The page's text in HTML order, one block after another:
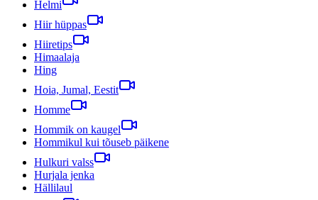
Helmi
Hiir hüppas
Hiiretips
Himaalaja
Hing
Hoia, Jumal, Eestit
Homme
Hommik on kaugel
Hommikul kui tõuseb päikene
Hulkuri valss
Hurjala jenka
Hällilaul